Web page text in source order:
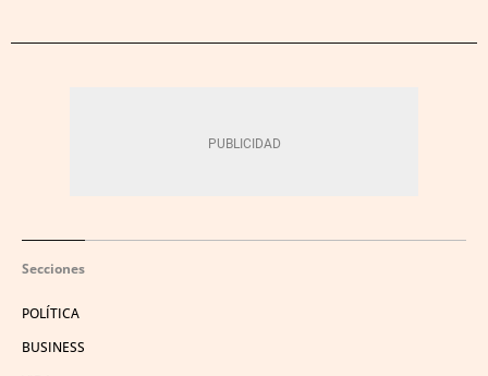
Secciones
POLÍTICA
BUSINESS